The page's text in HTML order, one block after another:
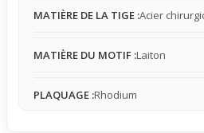
Ce piercing est parfait pour
petite touche design visible.
BCR gris avec motif fleur
MATIÈRE DE LA TIGE :Acier
MATIÈRE DU MOTIF :Laiton
PLAQUAGE :Rhodium